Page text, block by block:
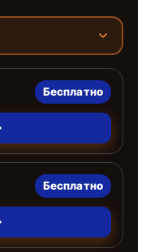
Бесплатно
Бесплатно